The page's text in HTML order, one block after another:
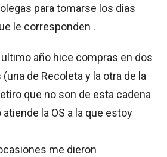
para tomarse los dias
le corresponden .
ultimo año hice compras en dos
de Recoleta y la otra de la
que no son de esta cadena
atiende la OS a la que estoy
me dieron